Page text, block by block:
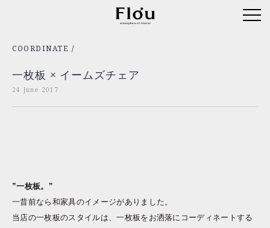
COORDINATE /
一枚板 × イームズチェア
24 June 2017
”一枚板。”
一昔前なら和家具のイメージがありました。
当店の一枚板のスタイルは、一枚板をお洒落にコーディネートする